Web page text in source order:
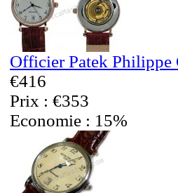
Officier Patek Philippe
€416
Prix : €353
Economie : 15%